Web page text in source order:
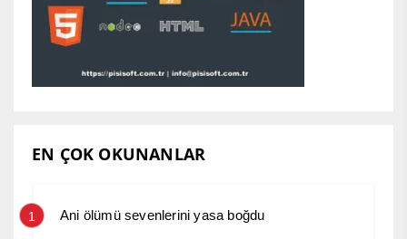
EN ÇOK OKUNANLAR
1 Ani ölümü sevenlerini yasa boğdu